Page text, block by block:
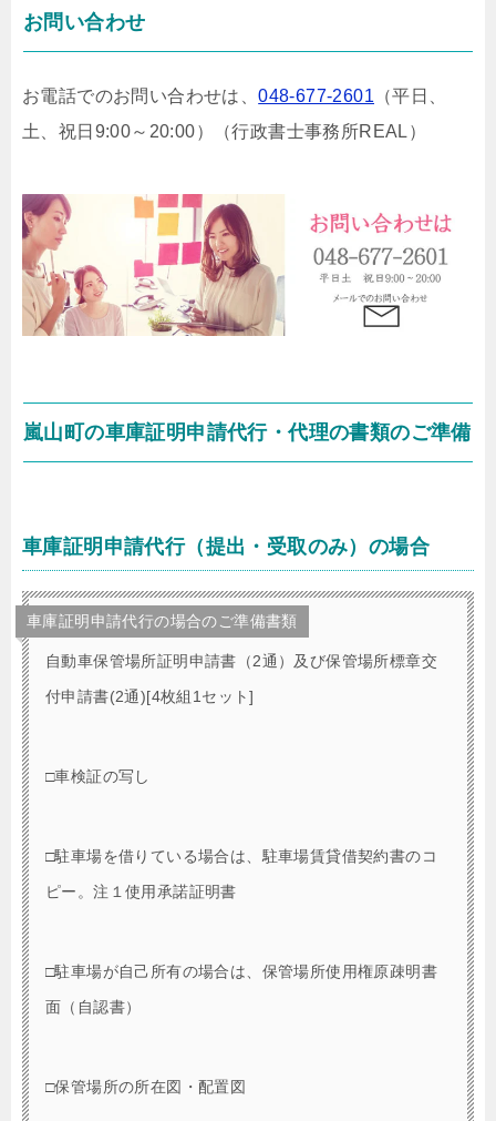
お問い合わせ
お電話でのお問い合わせは、048-677-2601 （平日、
土、祝日9:00～20:00）
（行政書士事務所REAL）
嵐山町の車庫証明申請代行・代理の書類のご準備
車庫証明申請代行（提出・受取のみ）の場合
車庫証明申請代行の場合のご準備書類
自動車保管場所証明申請書（2通）及び保管場所標章交
付申請書(2通)[4枚組1セット]
□車検証の写し
□駐車場を借りている場合は、駐車場賃貸借契約書のコ
ピー。注１使用承諾証明書
□駐車場が自己所有の場合は、保管場所使用権原疎明書
面（自認書）
□保管場所の所在図・配置図